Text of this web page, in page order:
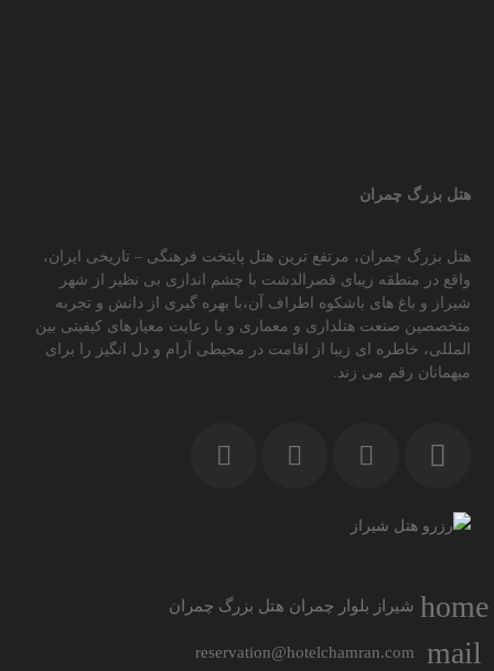
هتل بزرگ چمران
هتل بزرگ چمران، مرتفع ترین هتل پایتخت فرهنگی – تاریخی ایران،
واقع در منطقه زیبای قصرالدشت با چشم اندازی بی نظیر از شهر
شیراز و باغ های باشکوه اطراف آن،با بهره گیری از دانش و تجربه
متخصصین صنعت هتلداری و معماری و با رعایت معیارهای کیفیتی بین
المللی، خاطره ای زیبا از اقامت در محیطی آرام و دل انگیز را برای
میهمانان رقم می زند.
home شیراز بلوار چمران هتل بزرگ چمران
mail
reservation@hotelchamran.com